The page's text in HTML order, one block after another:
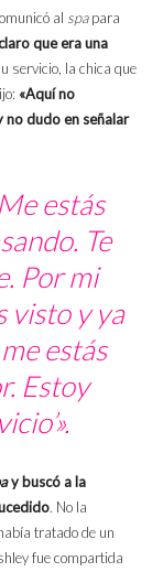
al spapara
que era una
servicio, la chica que
«Aquí no
no dudo en señalar
estás
Te
Por mi
visto y ya
estás
Estoy
y buscó a la
. No la
tratado de un
fue compartida